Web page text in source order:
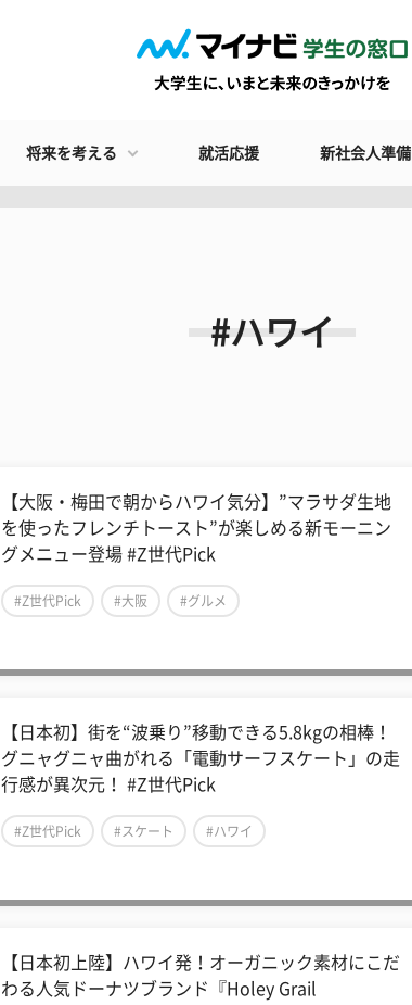
将来を考える 就活応援 新社会人準備
#ハワイ
【大阪・梅田で朝からハワイ気分】”マラサダ生地
を使ったフレンチトースト”が楽しめる新モーニン
グメニュー登場 #Z世代Pick
#Z世代Pick #大阪 #グルメ
【日本初】街を“波乗り”移動できる5.8kgの相棒！
グニャグニャ曲がれる「電動サーフスケート」の走
行感が異次元！ #Z世代Pick
#Z世代Pick #スケート #ハワイ
【日本初上陸】ハワイ発！オーガニック素材にこだ
わる人気ドーナツブランド『Holey Grail